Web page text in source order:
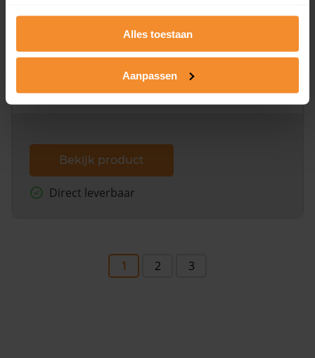
Alles toestaan
Aanpassen
Kadastrale kaart pakket
Alleen globale ligging perceel
omliggende percelen met de kadastrale erfgrenzen,
dit inclusief de luchtfoto!
Bekijk product
Direct leverbaar
1 2 3